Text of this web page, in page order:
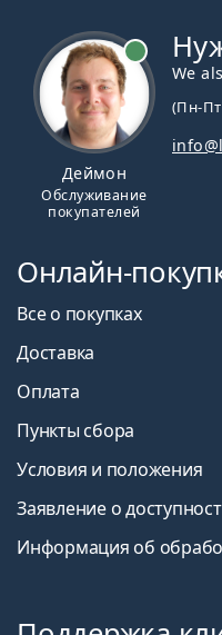
Деймон
Обслуживание
покупателей
We
(Пн-Пт
Онлайн-
Все о покупках
Доставка
Оплата
Пункты сбора
Условия и положения
Заявление о
Информация об